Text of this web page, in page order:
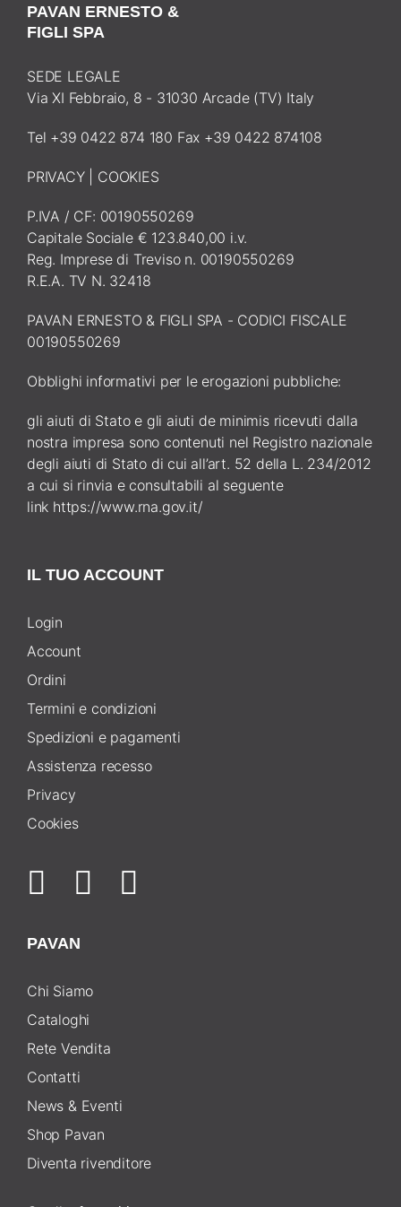
PAVAN ERNESTO &
FIGLI SPA
SEDE LEGALE
Via XI Febbraio, 8 - 31030 Arcade (TV) Italy
Tel +39 0422 874 180 Fax +39 0422 874108
PRIVACY| COOKIES
P.IVA / CF: 00190550269
Capitale Sociale € 123.840,00 i.v.
Reg. Imprese di Treviso n. 00190550269
R.E.A. TV N. 32418
PAVAN ERNESTO & FIGLI SPA - CODICI FISCALE
00190550269
Obblighi informativi per le erogazioni pubbliche:
gli aiuti di Stato e gli aiuti de minimis ricevuti dalla
nostra impresa sono contenuti nel Registro nazionale
degli aiuti di Stato di cui all’art. 52 della L. 234/2012
a cui si rinvia e consultabili al seguente
link https://www.rna.gov.it/
IL TUO ACCOUNT
Login
Account
Ordini
Termini e condizioni
Spedizioni e pagamenti
Assistenza recesso
Privacy
Cookies
PAVAN
Chi Siamo
Cataloghi
Rete Vendita
Contatti
News & Eventi
Shop Pavan
Diventa rivenditore